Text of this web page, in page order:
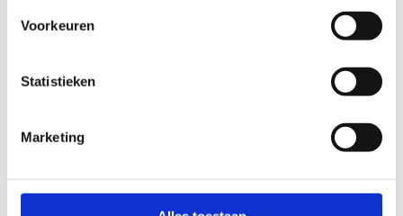
Voorkeuren
Statistieken
Marketing